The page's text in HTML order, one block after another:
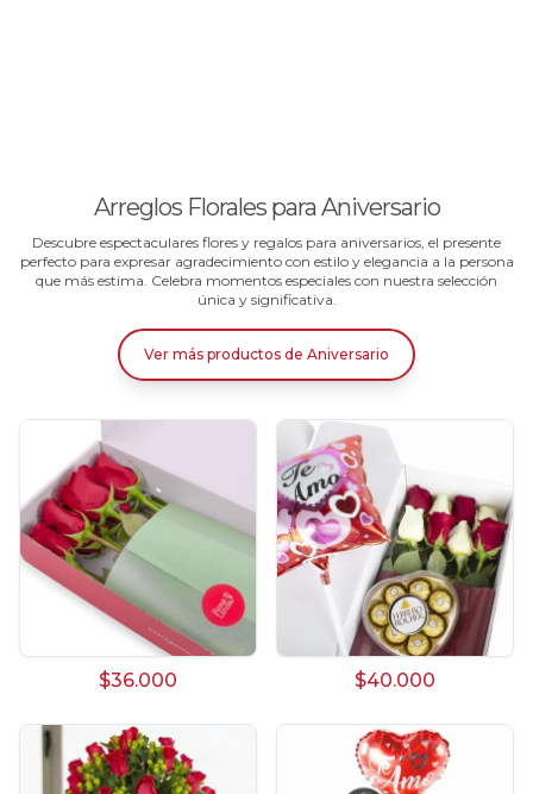
Arreglos Florales para Aniversario
Descubre espectaculares flores y regalos para aniversarios, el presente
perfecto para expresar agradecimiento con estilo y elegancia a la persona
que más estima. Celebra momentos especiales con nuestra selección
única y significativa.
Ver más productos de Aniversario
$36.000 $40.000